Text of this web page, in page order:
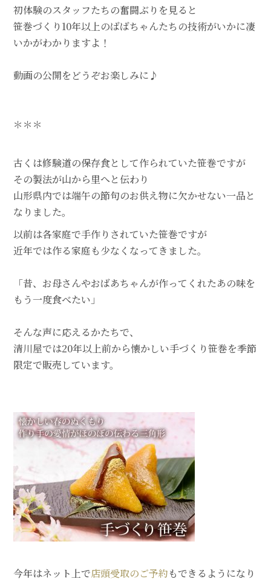
初体験のスタッフたちの奮闘ぶりを見ると
笹巻づくり10年以上のばばちゃんたちの技術がいかに凄
いかがわかりますよ！
動画の公開をどうぞお楽しみに♪
＊＊＊
古くは修験道の保存食として作られていた笹巻ですが
その製法が山から里へと伝わり
山形県内では端午の節句のお供え物に欠かせない一品と
なりました。
以前は各家庭で手作りされていた笹巻ですが
近年では作る家庭も少なくなってきました。
「昔、お母さんやおばあちゃんが作ってくれたあの味を
もう一度食べたい」
そんな声に応えるかたちで、
清川屋では20年以上前から懐かしい手づくり笹巻を季節
限定で販売しています。
今年はネット上で店頭受取のご予約もできるようになり